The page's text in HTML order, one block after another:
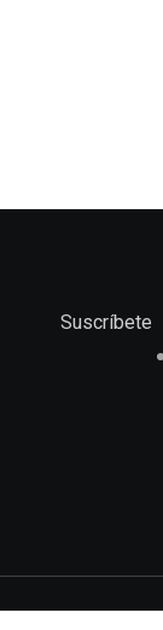
Suscríbete